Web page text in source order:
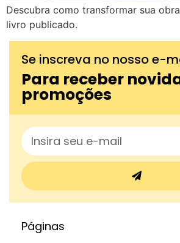
Descubra como transformar sua
livro publicado.
Se inscreva no nosso e-
Para receber
promoções
Páginas